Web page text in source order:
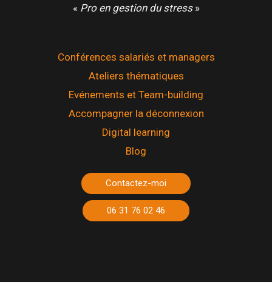
« Pro en gestion du stress»
Conférences salariés et managers
Ateliers thématiques
Evénements et Team-building
Accompagner la déconnexion
Digital learning
Blog
Contactez-moi
06 31 76 02 46